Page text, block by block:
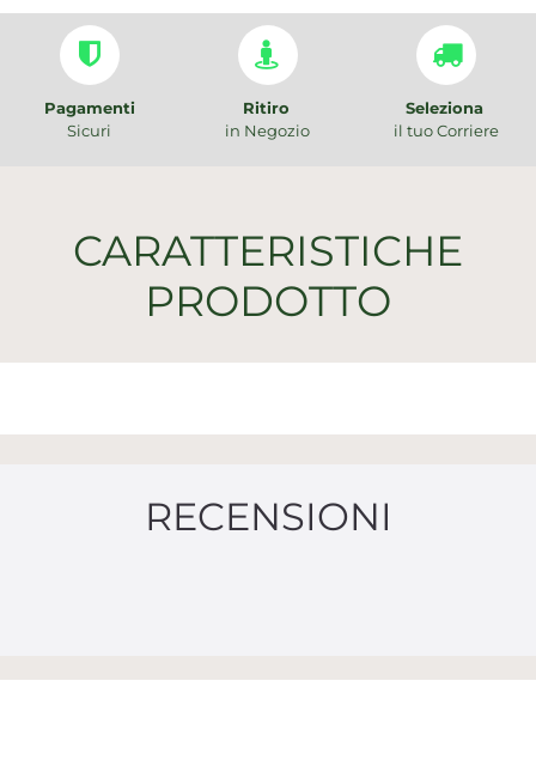
Pagamenti
Sicuri
Ritiro
in Negozio
Seleziona
il tuo Corriere
CARATTERISTICHE
PRODOTTO
RECENSIONI